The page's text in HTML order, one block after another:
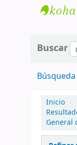
de
Buscar
Inicio ›
General